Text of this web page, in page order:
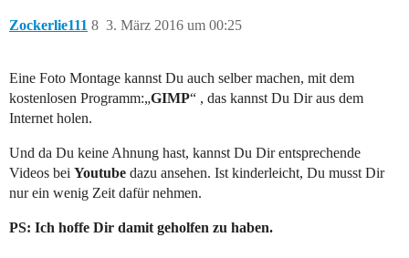
Zockerlie111 3. März 2016 um 00:25
8
Eine Foto Montage kannst Du auch selber machen, mit dem
kostenlosen Programm:„GIMP“ , das kannst Du Dir aus dem
Internet holen.
Und da Du keine Ahnung hast, kannst Du Dir entsprechende
Videos bei Youtube dazu ansehen. Ist kinderleicht, Du musst Dir
nur ein wenig Zeit dafür nehmen.
PS: Ich hoffe Dir damit geholfen zu haben.